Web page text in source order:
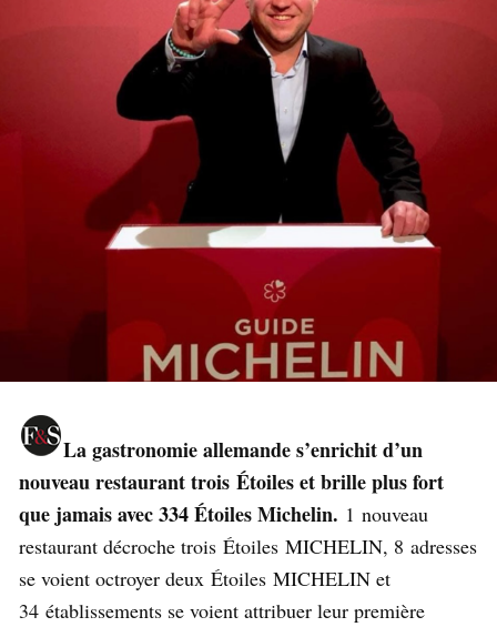
La gastronomie allemande s’enrichit d’un
nouveau restaurant trois Étoiles et brille plus fort
que jamais avec 334 Étoiles Michelin. 1 nouveau
restaurant décroche trois Étoiles MICHELIN, 8 adresses
se voient octroyer deux Étoiles MICHELIN et
34 établissements se voient attribuer leur première